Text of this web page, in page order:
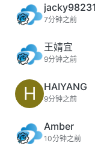
jacky98231
7分钟之前
王婧宜
9分钟之前
H HAIYANG
9分钟之前
Amber
10分钟之前